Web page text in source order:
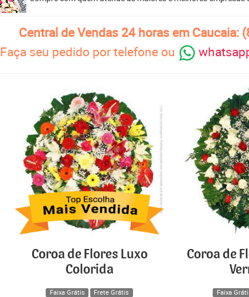
Central de Vendas 24 horas em Caucaia:
Faça seu pedido por telefone ou
Coroa de Flores Luxo
Colorida
Faixa Grátis
Frete Grátis
Coroa de
Faixa